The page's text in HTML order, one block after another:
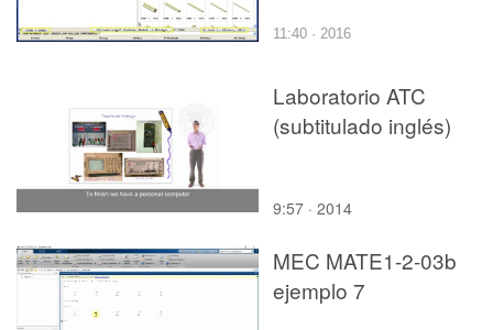
11:40 · 2016
Laboratorio ATC
(subtitulado inglés)
9:57 · 2014
MEC MATE1-2-03b
ejemplo 7